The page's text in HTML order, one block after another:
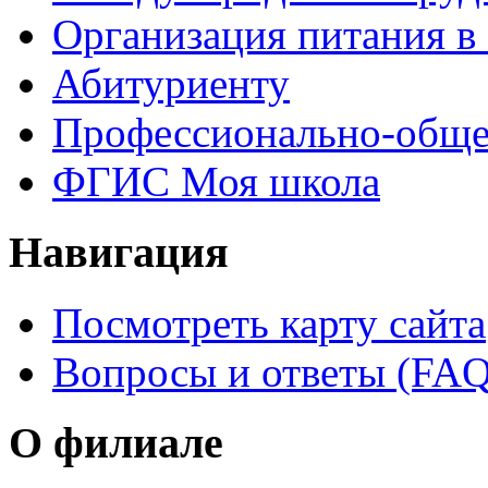
Организация питания в
Абитуриенту
Профессионально-
ФГИС Моя школа
Навигация
Посмотреть карту сайта
Вопросы и ответы
О филиале